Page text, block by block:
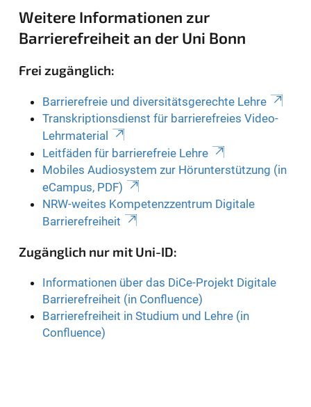
Weitere Informationen zur
Barrierefreiheit an der Uni Bonn
Frei zugänglich:
Barrierefreie und diversitätsgerechte Lehre
Transkriptionsdienst für barrierefreies Video-
Lehrmaterial
Leitfäden für barrierefreie Lehre
Mobiles Audiosystem zur Hörunterstützung (in
eCampus, PDF)
NRW-weites Kompetenzzentrum Digitale
Barrierefreiheit
Zugänglich nur mit Uni-ID:
Informationen über das DiCe-Projekt Digitale
Barrierefreiheit (in Confluence)
Barrierefreiheit in Studium und Lehre (in
Confluence)